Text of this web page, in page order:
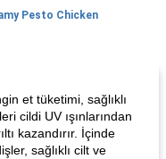
Pesto Chicken
et tüketimi, sağlıklı
cildi UV ışınlarından
kazandırır. İçinde
sağlıklı cilt ve